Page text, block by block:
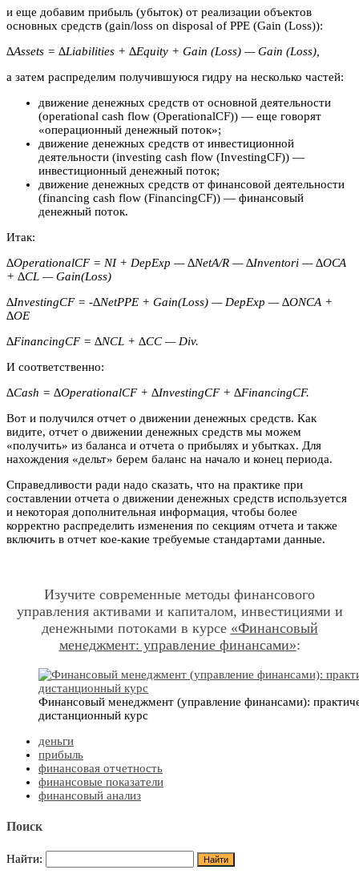
и еще добавим прибыль (убыток) от реализации объектов
основных средств (gain/loss on disposal of PPE (Gain (Loss)):
∆Assets = ∆Liabilities + ∆Equity + Gain (Loss) — Gain (Loss),
а затем распределим получившуюся гидру на несколько частей:
движение денежных средств от основной деятельности
(operational cash flow (OperationalCF)) — еще говорят
«операционный денежный поток»;
движение денежных средств от инвестиционной
деятельности (investing cash flow (InvestingCF)) —
инвестиционный денежный поток;
движение денежных средств от финансовой деятельности
(financing cash flow (FinancingCF)) — финансовый
денежный поток.
Итак:
∆OperationalCF = NI + DepExp — ∆NetA/R — ∆Inventori — ∆ОСА
+ ∆CL — Gain(Loss)
∆InvestingCF = -∆NetPPE + Gain(Loss) — DepExp — ∆ONCA +
∆ОЕ
∆FinancingCF = ∆NCL + ∆CC — Div.
И соответственно:
∆Cash = ∆OperationalCF + ∆InvestingCF + ∆FinancingCF.
Вот и получился отчет о движении денежных средств. Как
видите, отчет о движении денежных средств мы можем
«получить» из баланса и отчета о прибылях и убытках. Для
нахождения «дельт» берем баланс на начало и конец периода.
Справедливости ради надо сказать, что на практике при
составлении отчета о движении денежных средств используется
и некоторая дополнительная информация, чтобы более
корректно распределить изменения по секциям отчета и также
включить в отчет кое-какие требуемые стандартами данные.
Изучите современные методы финансового
управления активами и капиталом, инвестициями и
денежными потоками в курсе «Финансовый
менеджмент: управление финансами»:
Финансовый менеджмент (управление финансами):
дистанционный курс
деньги
прибыль
финансовая отчетность
финансовые показатели
финансовый анализ
Поиск
Найти: